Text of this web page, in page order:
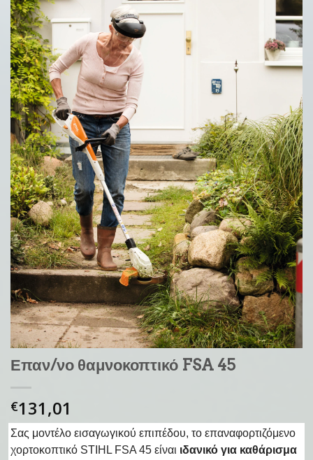
Επαν/νο θαμνοκοπτικό FSA 45
€131,01
Σας μοντέλο εισαγωγικού επιπέδου, το επαναφορτιζόμενο
χορτοκοπτικό STIHL FSA 45 είναι ιδανικό για καθάρισμα